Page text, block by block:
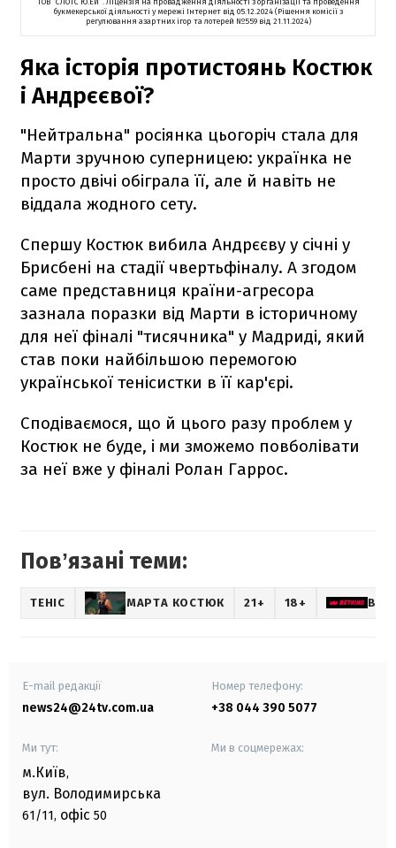
букмекерської діяльності у мережі Інтернет від 05.12.2024 (Рішення комісії з
регулювання азартних ігор та лотерей №559 від 21.11.2024)
Яка історія протистоянь Костюк
і Андрєєвої?
"Нейтральна" росіянка цьогоріч стала для
Марти зручною суперницею: українка не
просто двічі обіграла її, але й навіть не
віддала жодного сету.
Спершу Костюк вибила Андрєєву у січні у
Брисбені на стадії чвертьфіналу. А згодом
саме представниця країни-агресора
зазнала поразки від Марти в історичному
для неї фіналі "тисячника" у Мадриді, який
став поки найбільшою перемогою
української тенісистки в її кар'єрі.
Сподіваємося, що й цього разу проблем у
Костюк не буде, і ми зможемо повболівати
за неї вже у фіналі Ролан Гаррос.
Повʼязані теми:
ТЕНІС МАРТА КОСТЮК 21+ 18+
E-mail редакції
news24@24tv.com.ua
Номер телефону:
+38 044 390 5077
Ми тут:
м.Київ,
вул. Володимирська
61/11, офіс 50
Ми в соцмережах: